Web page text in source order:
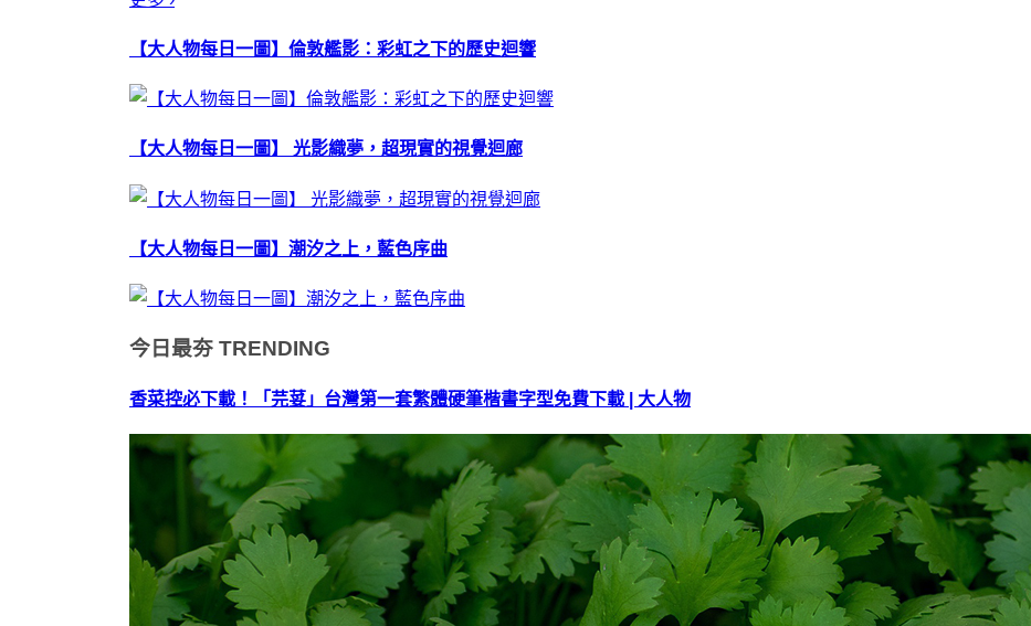
【大人物每日一圖】倫敦艦影：彩虹之下的歷史迴響
【大人物每日一圖】 光影織夢，超現實的視覺迴廊
【大人物每日一圖】潮汐之上，藍色序曲
今日最夯 TRENDING
香菜控必下載！「芫荽」台灣第一套繁體硬筆楷書字型免費下載 | 大人物